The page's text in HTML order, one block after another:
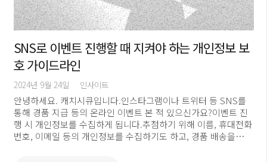
SNS로 이벤트 진행할 때 지켜야 하는 개인정보 보
호 가이드라인
2024년 9월 24일 인사이트
안녕하세요. 캐치시큐입니다.인스타그램이나 트위터 등 SNS를
통해 경품 지급 등의 온라인 이벤트 본 적 있으신가요?이벤트 진
행 시 개인정보를 수집하게 됩니다.추첨하기 위해 이름, 휴대전화
번호, 이메일 등의 개인정보를 수집하기도 하고, 경품 배송을…